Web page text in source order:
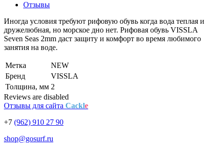
Отзывы
Иногда условия требуют рифовую обувь когда вода теплая и
дружелюбная, но морское дно нет. Рифовая обувь VISSLA
Seven Seas 2mm даст защиту и комфорт во время любимого
занятия на воде.
Метка
NEW
Бренд
VISSLA
Толщина, мм 2
Reviews are disabled
Отзывы для сайта Cackle
+7 (962) 910 27 90
shop@gosurf.ru